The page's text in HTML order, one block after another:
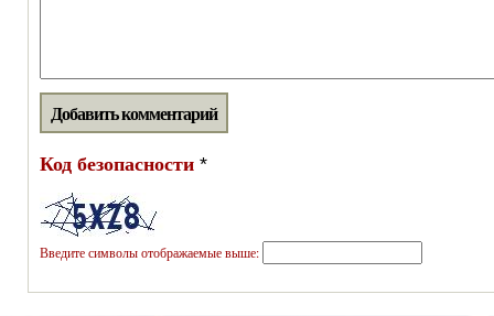
Код безопасности *
Введите символы отображаемые выше: